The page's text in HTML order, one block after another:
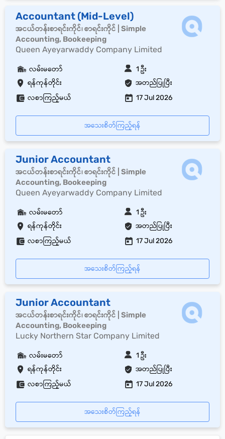
Accountant (Mid-Level)
အငယ်တန်းစာရင်းကိုင်၊ စာရင်းကိုင် | Simple
Accounting, Bookeeping
Queen Ayeyarwaddy Company Limited
ရန်ကုန်တိုင်း အတည်ပြုပြီး
လမ်းမတော် 1 ဦး
လစာကြည့်မယ် 17 Jul 2026
အသေးစိတ်ကြည့်ရန်
Junior Accountant
အငယ်တန်းစာရင်းကိုင်၊ စာရင်းကိုင် | Simple
Accounting, Bookeeping
Queen Ayeyarwaddy Company Limited
ရန်ကုန်တိုင်း အတည်ပြုပြီး
လမ်းမတော် 1 ဦး
လစာကြည့်မယ် 17 Jul 2026
အသေးစိတ်ကြည့်ရန်
Junior Accountant
အငယ်တန်းစာရင်းကိုင်၊ စာရင်းကိုင် | Simple
Accounting, Bookeeping
Lucky Northern Star Company Limited
ရန်ကုန်တိုင်း အတည်ပြုပြီး
လမ်းမတော် 1 ဦး
လစာကြည့်မယ် 17 Jul 2026
အသေးစိတ်ကြည့်ရန်